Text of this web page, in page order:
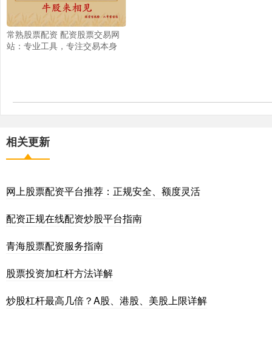
常熟股票配资 配资股票交易网
站：专业工具，专注交易本身
相关更新
网上股票配资平台推荐：正规安全、额度灵活
配资正规在线配资炒股平台指南
青海股票配资服务指南
股票投资加杠杆方法详解
炒股杠杆最高几倍？A股、港股、美股上限详解